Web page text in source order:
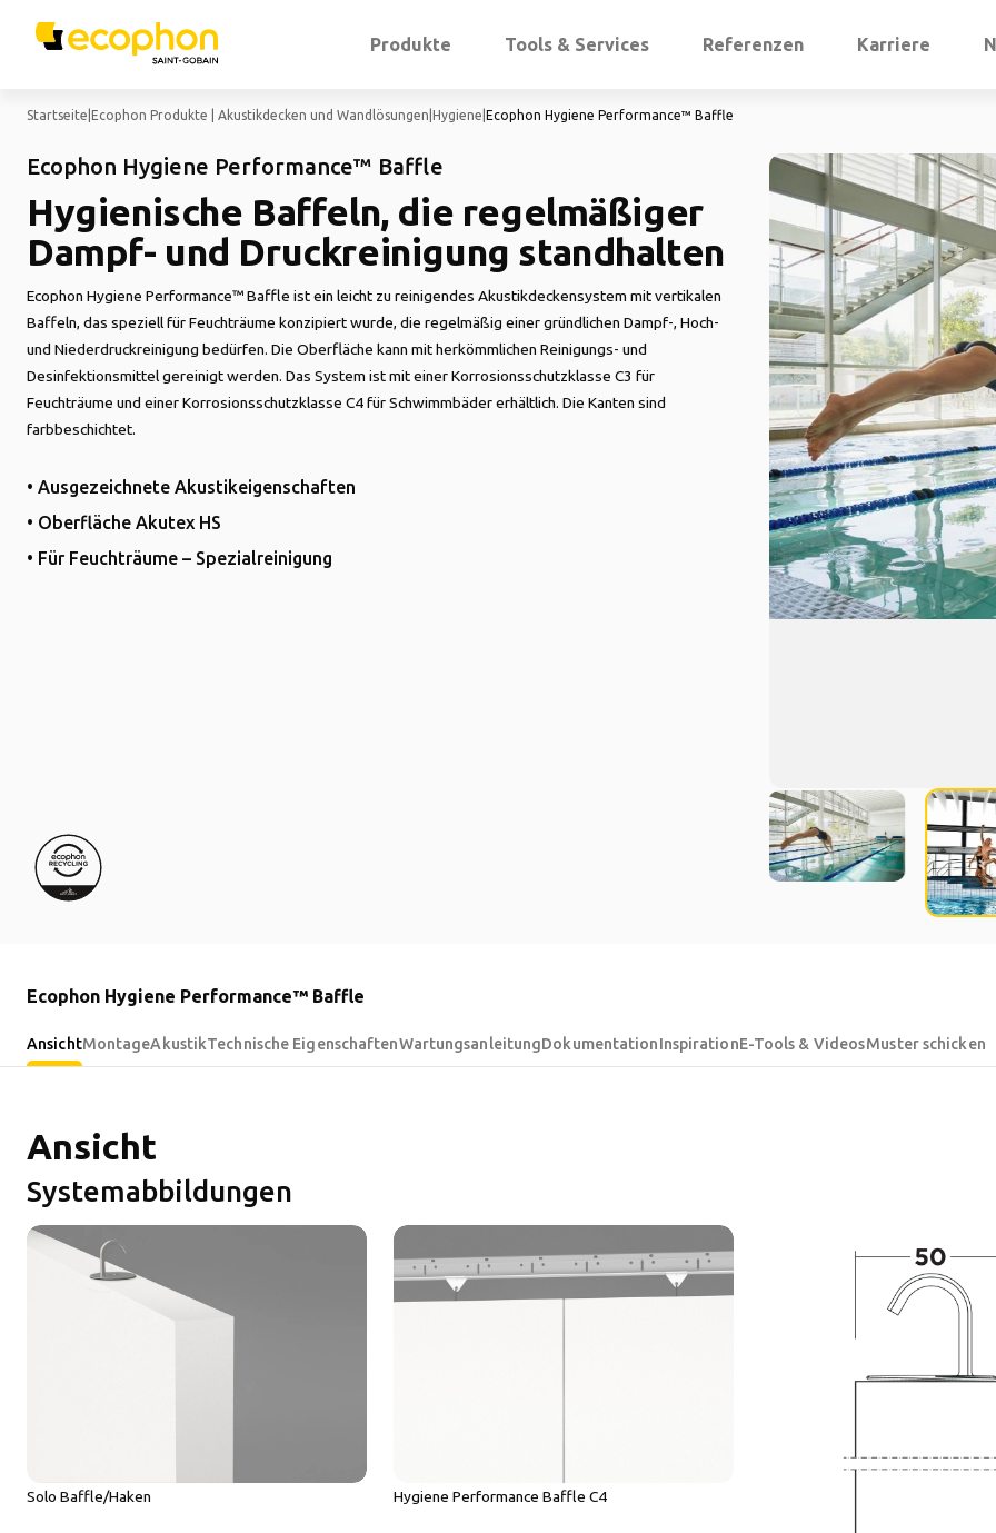
Produkte Tools & Services Referenzen Karriere
Startseite Ecophon Produkte | Akustikdecken und Wandlösungen Hygiene Ecophon Hygiene Performance™ Baffle
Ecophon Hygiene Performance™ Baffle
Hygienische Baffeln, die regelmäßiger
Dampf- und Druckreinigung standhalten
Ecophon Hygiene Performance™ Baffle ist ein leicht zu reinigendes Akustikdeckensystem mit vertikalen
Baffeln, das speziell für Feuchträume konzipiert wurde, die regelmäßig einer gründlichen Dampf-, Hoch-
und Niederdruckreinigung bedürfen. Die Oberfläche kann mit herkömmlichen Reinigungs- und
Desinfektionsmittel gereinigt werden. Das System ist mit einer Korrosionsschutzklasse C3 für
Feuchträume und einer Korrosionsschutzklasse C4 für Schwimmbäder erhältlich. Die Kanten sind
farbbeschichtet.
• Ausgezeichnete Akustikeigenschaften
• Oberfläche Akutex HS
• Für Feuchträume – Spezialreinigung
Ecophon Hygiene Performance™ Baffle
AnsichtMontageAkustikTechnische EigenschaftenWartungsanleitungDokumentationInspirationE-Tools & VideosMuster schicken
Ansicht
Systemabbildungen
Solo Baffle/Haken Hygiene Performance Baffle C4